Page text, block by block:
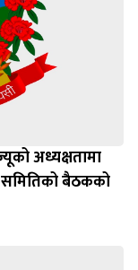
अध्यक्षतामा
समितिको बैठकको